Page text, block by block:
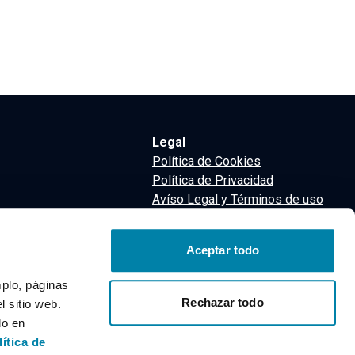
páginas
sitio web.
en
de
Aceptar todo
Rechazar todo
Legal
Política de Cookies
Política de Privacidad
Avíso Legal y Términos de uso